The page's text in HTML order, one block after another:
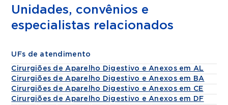
Unidades, convênios e
especialistas relacionados
UFs de atendimento
Cirurgiões de Aparelho Digestivo e Anexos em AL
Cirurgiões de Aparelho Digestivo e Anexos em BA
Cirurgiões de Aparelho Digestivo e Anexos em CE
Cirurgiões de Aparelho Digestivo e Anexos em DF